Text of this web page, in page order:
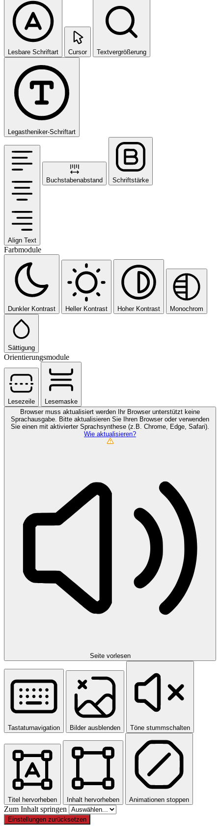
Lesbare Schriftart Cursor Textvergrößerung
Legastheniker-Schriftart
Align Text
Buchstabenabstand Schriftstärke
Farbmodule
Dunkler Kontrast Heller Kontrast Hoher Kontrast Monochrom
Sättigung
Orientierungsmodule
Lesezeile
Lesemaske
Browser muss aktualisiert werden
Ihr Browser unterstützt keine
Sprachausgabe. Bitte aktualisieren Sie Ihren Browser oder verwenden
Sie einen mit aktivierter Sprachsynthese (z.B. Chrome, Edge, Safari).
Wie aktualisieren?
Seite vorlesen
Tastaturnavigation Bilder ausblenden Töne stummschalten
Titel hervorheben Inhalt hervorheben Animationen stoppen
Zum Inhalt springen
Einstellungen zurücksetzen